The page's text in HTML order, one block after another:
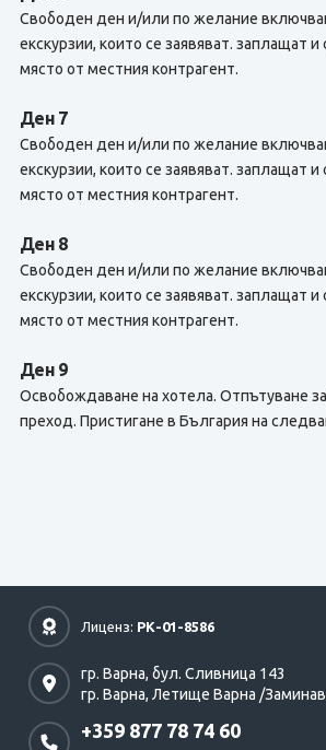
Свободен ден и/или по желание
екскурзии, които се заявяват. заплащат и
място от местния контрагент.
Ден 7
Свободен ден и/или по желание
екскурзии, които се заявяват. заплащат и
място от местния контрагент.
Ден 8
Свободен ден и/или по желание
екскурзии, които се заявяват. заплащат и
място от местния контрагент.
Ден 9
Освобождаване на хотела. Отпътуване
преход. Пристигане в България на
Лиценз: РК-01-8586
гр. Варна, бул. Сливница 143
гр. Варна, Летище Варна /
+359 877 78 74 60